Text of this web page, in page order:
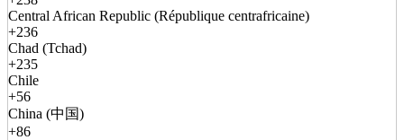
Central African Republic (République centrafricaine)
+236
Chad (Tchad)
+235
Chile
+56
China (中国)
+86